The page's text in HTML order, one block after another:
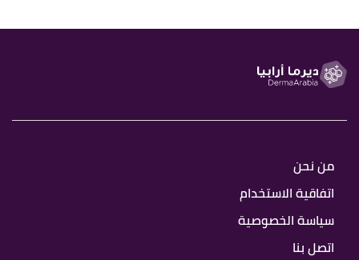
من نحن
اتفاقية الاستخدام
سياسة الخصوصية
اتصل بنا